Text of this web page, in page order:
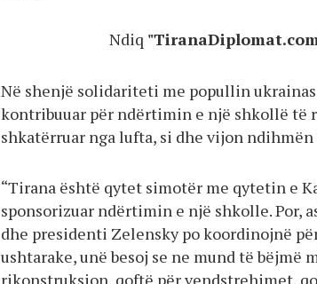
Ndiq
Në shenjë solidariteti me popullin
kontribuuar për ndërtimin e një shkollë të
shkatërruar nga lufta, si dhe vijon
“Tirana është qytet simotër me qytetin e
sponsorizuar ndërtimin e një shkolle. Por,
dhe presidenti Zelensky po koordinojnë
ushtarake, unë besoj se ne mund të bëjmë
rikonstruksion, qoftë për vendstrehimet,